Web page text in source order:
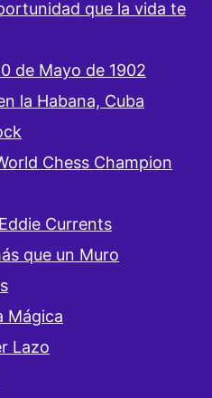
que la vida te
de Mayo de 1902
la Habana, Cuba
Chess Champion
Currents
que un Muro
Mágica
Lazo